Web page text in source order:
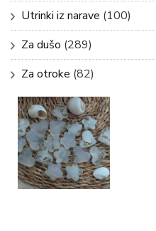
Utrinki iz narave (100)
Za dušo (289)
Za otroke (82)